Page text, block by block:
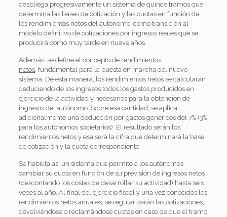
despliega progresivamente un sistema de quince tramos que
determina las bases de cotización y las cuotas en función de
los rendimientos netos del autónomo, como transición al
modelo definitivo de cotizaciones por ingresos reales que se
producirá como muy tarde en nueve años.
Además, se define el concepto de rendimientos
netos, fundamental para la puesta en marcha del nuevo
sistema. De esta manera, los rendimientos netos se calcularán
deduciendo de los ingresos todos los gastos producidos en
ejercicio de la actividad y necesarios para la obtención de
ingresos del autónomo. Sobre esa cantidad, se aplica
adicionalmente una deducción por gastos genéricos del 7% (3%
para los autónomos societarios). El resultado serán los
rendimientos netos y esa será la cifra que determinará la base
de cotización y la cuota correspondiente.
Se habilita así un sistema que permite a los autónomos
cambiar su cuota en función de su previsión de ingresos netos
(descontando los costes de desarrollar su actividad) hasta seis
veces al año. Al final del ejercicio fiscal y una vez conocidos los
rendimientos netos anuales, se regularizarán las cotizaciones,
devolviéndose o reclamándose cuotas en caso de que el tramo